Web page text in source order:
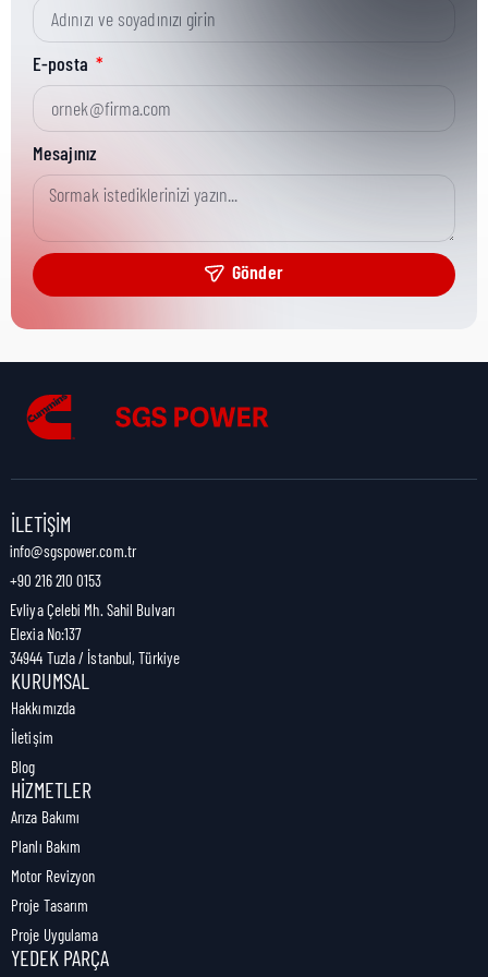
Kısa Parça No:
Ürün Grubu:
Ürün Kategorisi:
Nakliye Yüksekliği:
Nakliye Uzunluğu:
Nakliye Ağırlığı:
E-posta
Mesajınız
Gönder
İLETIŞIM
info@sgspower.com.tr
+90 216 210 0153
Evliya Çelebi Mh. Sahil Bulvarı
Elexia No:137
34944 Tuzla / İstanbul, Türkiye
KURUMSAL
Hakkımızda
İletişim
Blog
HIZMETLER
Arıza Bakımı
Planlı Bakım
Motor Revizyon
Proje Tasarım
Proje Uygulama
YEDEK PARÇA